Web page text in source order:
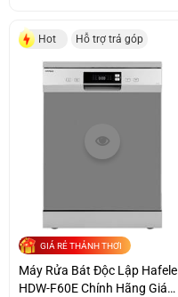
Hot Hỗ trợ trả góp
GIÁ RẺ THẢNH THƠI
Máy Rửa Bát Độc Lập Hafele
HDW-F60E Chính Hãng Giá